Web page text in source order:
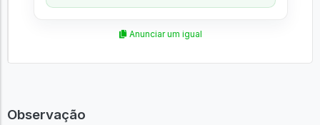
Anunciar um igual
Observação